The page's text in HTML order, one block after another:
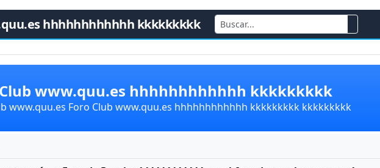
hhhhhhhhhhhh kkkkkkkkk
www.quu.es hhhhhhhhhhhh kkkkkkkkk
www.quu.es Foro Club www.quu.es hhhhhhhhhhhh kkkkkkkkk kkkkkkkkk